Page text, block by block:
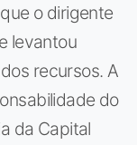
o dirigente
levantou
recursos. A
do
da Capital